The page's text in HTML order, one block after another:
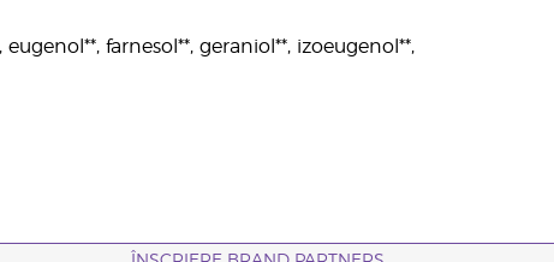
farnesol**, geraniol**, izoeugenol**,